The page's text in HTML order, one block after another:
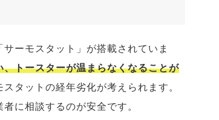
ーモスタット」が搭載されていま
トースターが温まらなくなることが
タットの経年劣化が考えられます。
に相談するのが安全です。